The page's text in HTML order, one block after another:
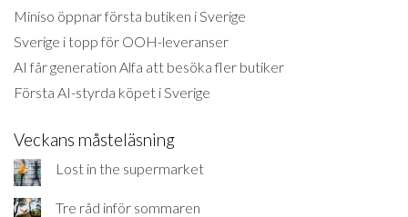
Miniso öppnar första butiken i Sverige
Sverige i topp för OOH-leveranser
AI får generation Alfa att besöka fler butiker
Första AI-styrda köpet i Sverige
Veckans måsteläsning
Lost in the supermarket
Tre råd inför sommaren